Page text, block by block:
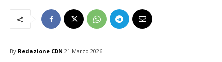
By Redazione CDN 21 Marzo 2026